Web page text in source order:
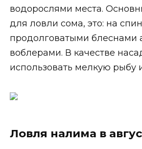
водорослями места.
для ловли сома, это: на
продолговатыми блеснами
воблерами. В качестве
использовать мелкую рыбу
Ловля налима в